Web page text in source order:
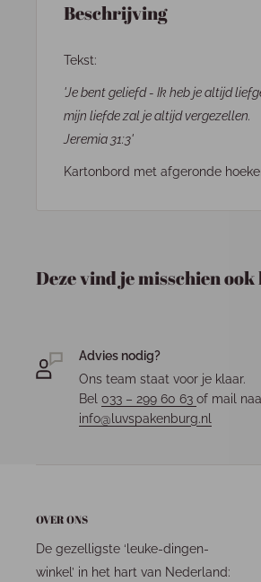
Beschrijving
Tekst:
'Je bent geliefd - Ik heb je altijd
mijn liefde zal je altijd vergezellen.
Jeremia 31:3'
Kartonbord met afgeronde
Deze vind je misschien ook
Advies nodig?
Ons team staat voor je klaar.
Bel 033 – 299 60 63 of mail
info@luvspakenburg.nl
OVER ONS
De gezelligste ‘leuke-dingen-
winkel’ in het hart van Nederland: